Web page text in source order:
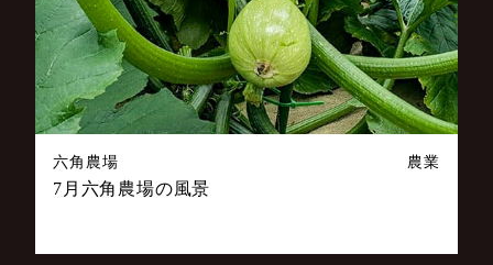
六角農場 農業
7月六角農場の風景